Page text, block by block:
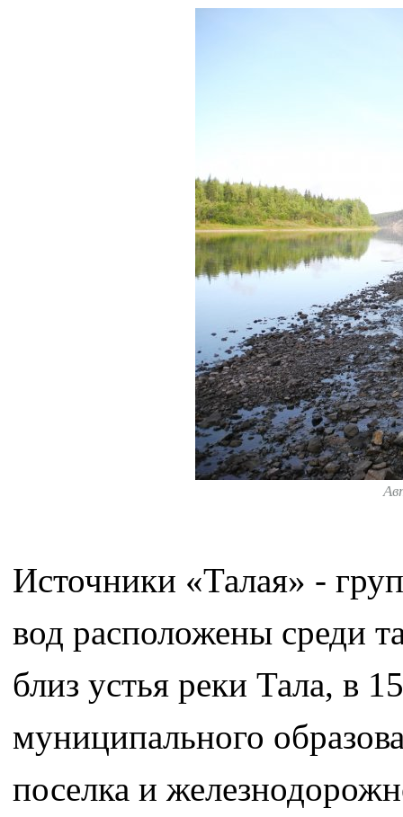
Источники «Талая» -
вод расположены среди
близ устья реки Тала, в
муниципального
поселка и